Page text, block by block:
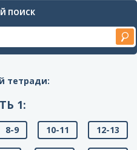
ПОИСК
тетради:
1:
8-9 10-11 12-13